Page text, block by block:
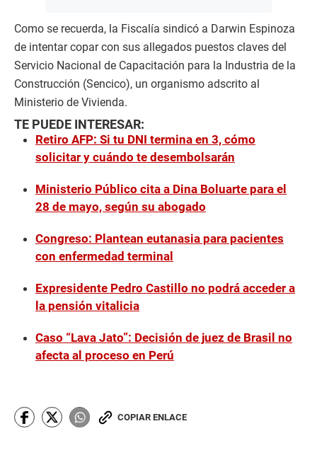
Como se recuerda, la Fiscalía sindicó a Darwin Espinoza
de intentar copar con sus allegados puestos claves del
Servicio Nacional de Capacitación para la Industria de la
Construcción (Sencico), un organismo adscrito al
Ministerio de Vivienda.
TE PUEDE INTERESAR:
Retiro AFP: Si tu DNI termina en 3, cómo
solicitar y cuándo te desembolsarán
Ministerio Público cita a Dina Boluarte para el
28 de mayo, según su abogado
Congreso: Plantean eutanasia para pacientes
con enfermedad terminal
Expresidente Pedro Castillo no podrá acceder a
la pensión vitalicia
Caso “Lava Jato”: Decisión de juez de Brasil no
afecta al proceso en Perú
COPIAR ENLACE